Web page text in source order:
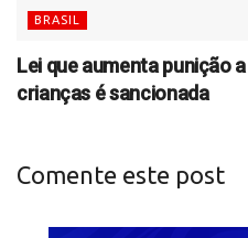
BRASIL
Lei que aumenta punição
crianças é sancionada
Comente este post